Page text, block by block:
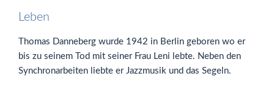
Leben
Thomas Danneberg wurde 1942 in Berlin geboren wo er
bis zu seinem Tod mit seiner Frau Leni lebte. Neben den
Synchronarbeiten liebte er Jazzmusik und das Segeln.